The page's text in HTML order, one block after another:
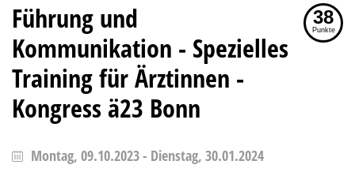
Führung und
Kommunikation - Spezielles
Training für Ärztinnen -
Kongress ä23 Bonn
38
Punkte
Montag, 09.10.2023- Dienstag, 30.01.2024